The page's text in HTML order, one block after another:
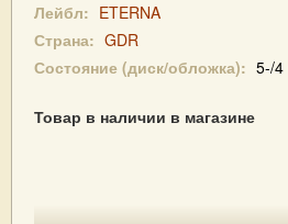
Лейбл: ETERNA
Страна: GDR
Состояние (диск/обложка): 5-/4
Товар в наличии в магазине